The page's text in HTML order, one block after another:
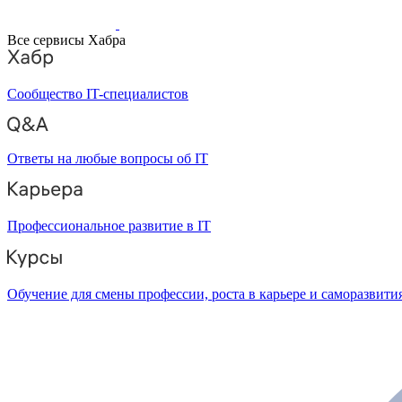
Все сервисы Хабра
Сообщество IT-специалистов
Ответы на любые вопросы об IT
Профессиональное развитие в IT
Обучение для смены профессии, роста в карьере и